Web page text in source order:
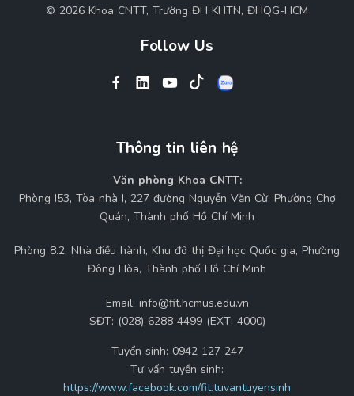
© 2026 Khoa CNTT, Trường ĐH KHTN, ĐHQG-HCM
Follow Us
Thông tin liên hệ
Văn phòng Khoa CNTT:
Phòng I53, Tòa nhà I, 227 đường Nguyễn Văn Cừ, Phường Chợ
Quán, Thành phố Hồ Chí Minh
Phòng 8.2, Nhà điều hành, Khu đô thị Đại học Quốc gia, Phường
Đông Hòa, Thành phố Hồ Chí Minh
Email: info@fit.hcmus.edu.vn
SĐT: (028) 6288 4499 (EXT: 4000)
Tuyển sinh: 0942 127 247
Tư vấn tuyển sinh:
https://www.facebook.com/fit.tuvantuyensinh